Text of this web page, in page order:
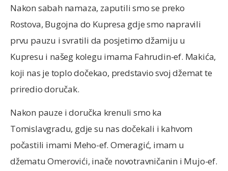
Nakon sabah namaza, zaputili smo se preko
Rostova, Bugojna do Kupresa gdje smo napravili
prvu pauzu i svratili da posjetimo džamiju u
Kupresu i našeg kolegu imama Fahrudin-ef. Makića,
koji nas je toplo dočekao, predstavio svoj džemat te
priredio doručak.
Nakon pauze i doručka krenuli smo ka
Tomislavgradu, gdje su nas dočekali i kahvom
počastili imami Meho-ef. Omeragić, imam u
džematu Omerovići, inače novotravničanin i Mujo-ef.